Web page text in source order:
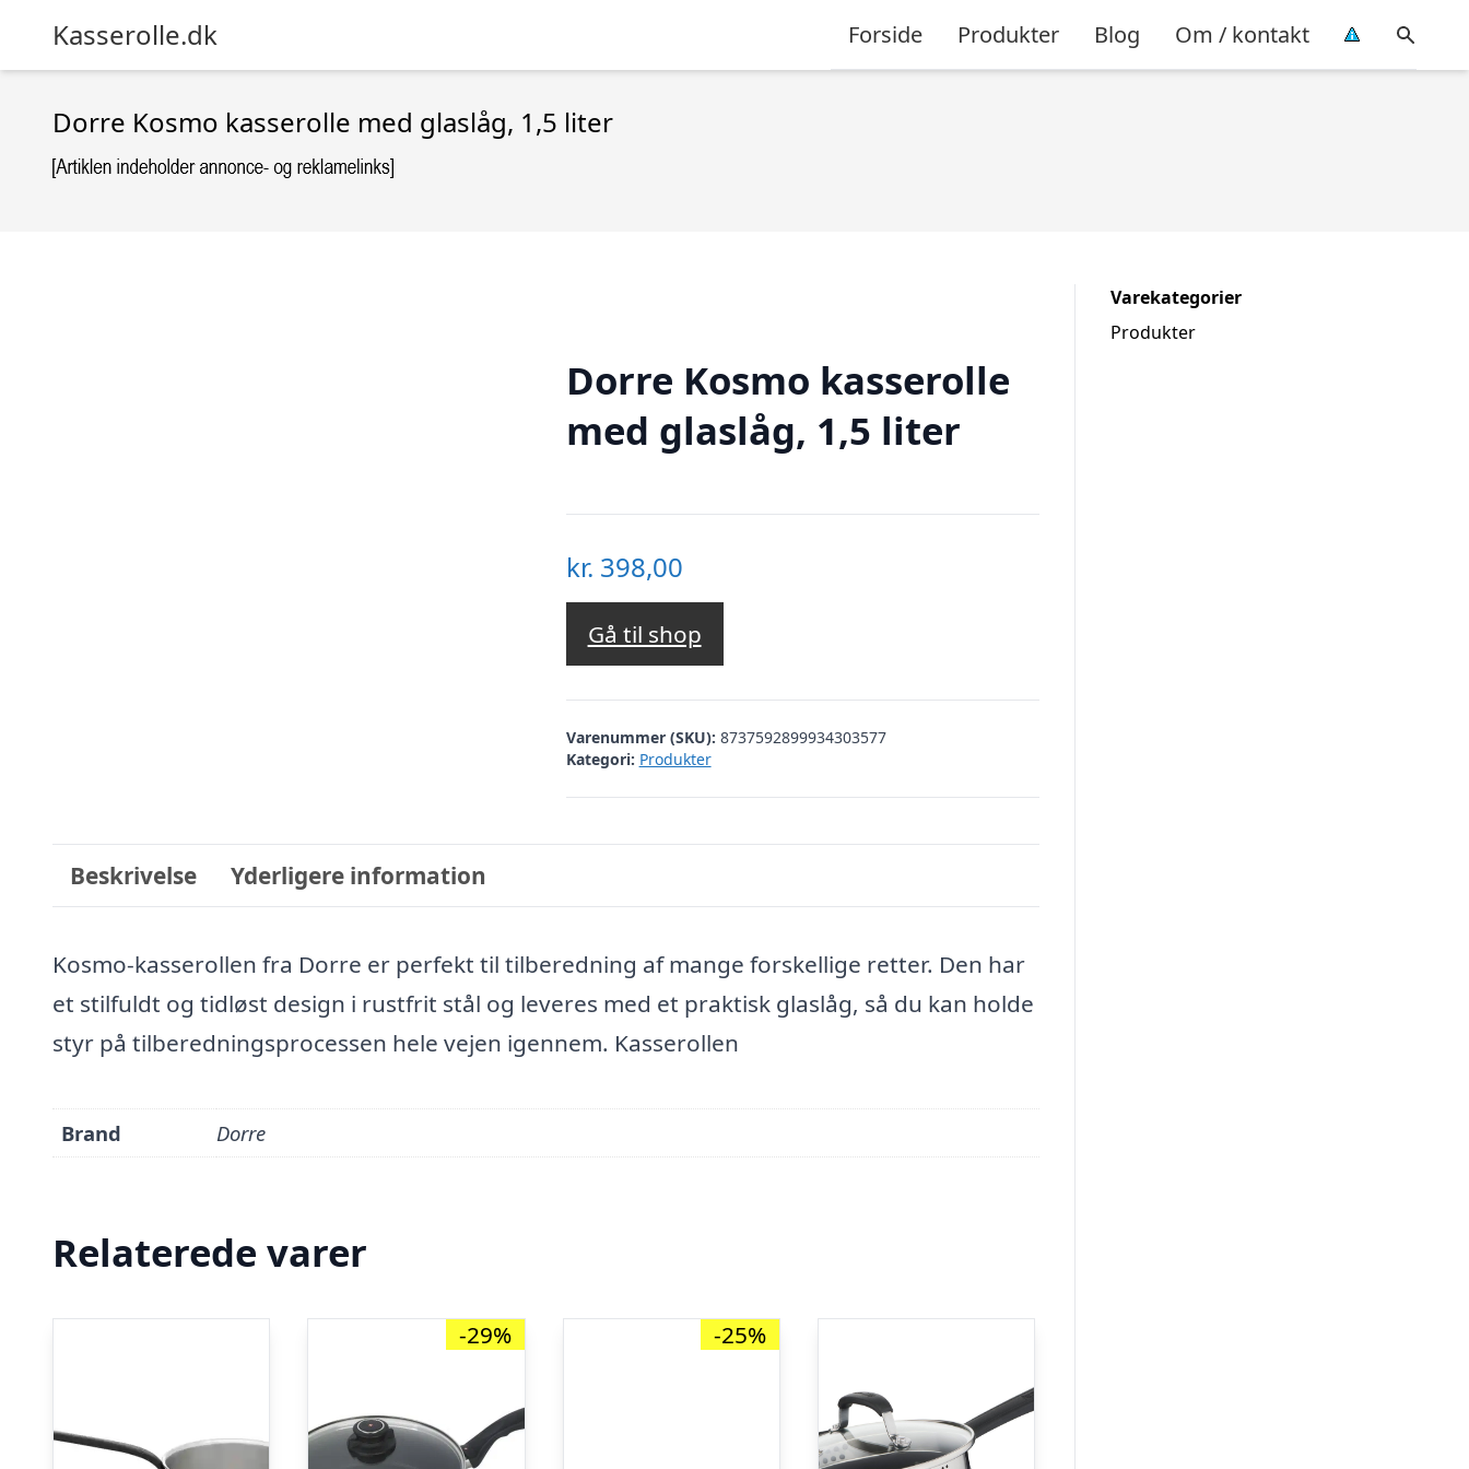
Kasserolle.dk Forside Produkter Blog Om / kontakt
Dorre Kosmo kasserolle med glaslåg, 1,5 liter
Dorre Kosmo kasserolle
med glaslåg, 1,5 liter
kr. 398,00
Gå til shop
Varenummer (SKU): 8737592899934303577
Kategori: Produkter
Beskrivelse Yderligere information
Kosmo-kasserollen fra Dorre er perfekt til tilberedning af mange forskellige retter. Den har
et stilfuldt og tidløst design i rustfrit stål og leveres med et praktisk glaslåg, så du kan holde
styr på tilberedningsprocessen hele vejen igennem. Kasserollen
Brand Dorre
Relaterede varer
-29% -25%
Varekategorier
Produkter